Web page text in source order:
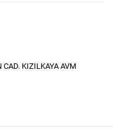
KIZILKAYA AVM